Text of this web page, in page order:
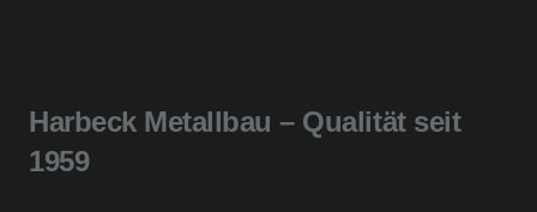
Harbeck Metallbau – Qualität seit
1959